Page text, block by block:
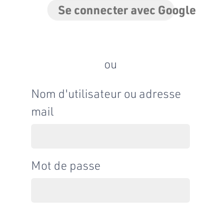
Se connecter avec Google
ou
Nom d'utilisateur ou adresse
mail
Mot de passe